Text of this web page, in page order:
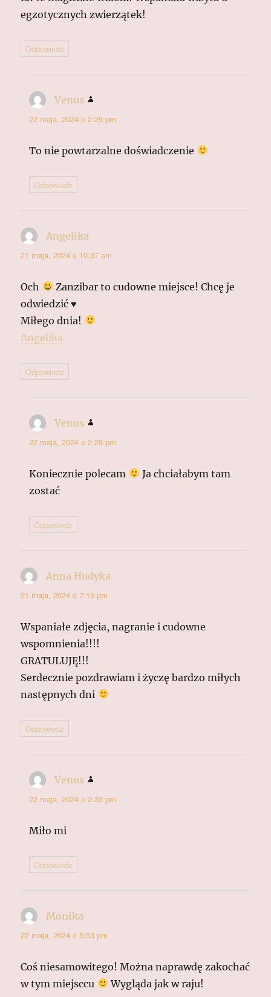
egzotycznych zwierzątek!
Odpowiedz
Venus
22 maja, 2024 o 2:29 pm
To nie powtarzalne doświadczenie
Odpowiedz
Angelika
21 maja, 2024 o 10:37 am
Och
Zanzibar to cudowne miejsce! Chcę je
odwiedzić ♥
Miłego dnia!
Angelika
Odpowiedz
Venus
22 maja, 2024 o 2:29 pm
Koniecznie polecam
Ja chciałabym tam
zostać
Odpowiedz
Anna Hudyka
21 maja, 2024 o 7:15 pm
Wspaniałe zdjęcia, nagranie i cudowne
wspomnienia!!!!
GRATULUJĘ!!!
Serdecznie pozdrawiam i życzę bardzo miłych
następnych dni
Odpowiedz
Venus
22 maja, 2024 o 2:33 pm
Miło mi
Odpowiedz
Monika
22 maja, 2024 o 5:53 pm
Coś niesamowitego! Można naprawdę zakochać
w tym miejsccu
Wygląda jak w raju!